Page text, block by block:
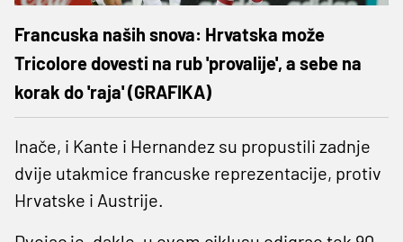
Francuska naših snova: Hrvatska može
Tricolore dovesti na rub 'provalije', a sebe na
korak do 'raja' (GRAFIKA)
Inače, i Kante i Hernandez su propustili zadnje
dvije utakmice francuske reprezentacije, protiv
Hrvatske i Austrije.